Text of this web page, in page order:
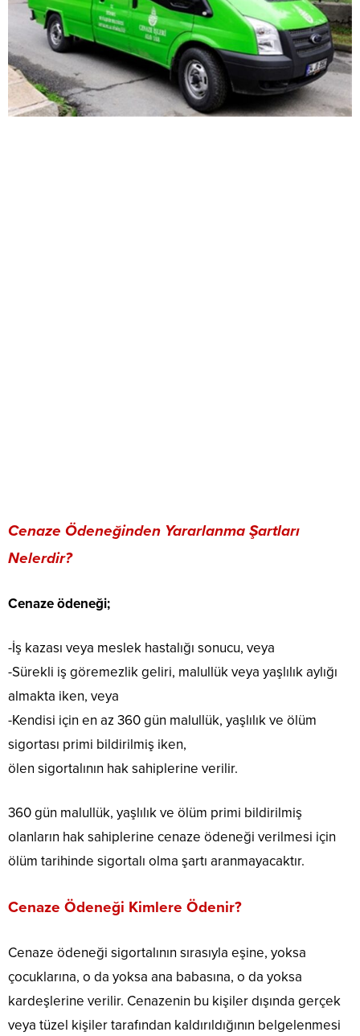
Cenaze Ödeneğinden Yararlanma Şartları
Nelerdir?
Cenaze ödeneği;
-İş kazası veya meslek hastalığı sonucu, veya
-Sürekli iş göremezlik geliri, malullük veya yaşlılık aylığı
almakta iken, veya
-Kendisi için en az 360 gün malullük, yaşlılık ve ölüm
sigortası primi bildirilmiş iken,
ölen sigortalının hak sahiplerine verilir.
360 gün malullük, yaşlılık ve ölüm primi bildirilmiş
olanların hak sahiplerine cenaze ödeneği verilmesi için
ölüm tarihinde sigortalı olma şartı aranmayacaktır.
Cenaze Ödeneği Kimlere Ödenir?
Cenaze ödeneği sigortalının sırasıyla eşine, yoksa
çocuklarına, o da yoksa ana babasına, o da yoksa
kardeşlerine verilir. Cenazenin bu kişiler dışında gerçek
veya tüzel kişiler tarafından kaldırıldığının belgelenmesi